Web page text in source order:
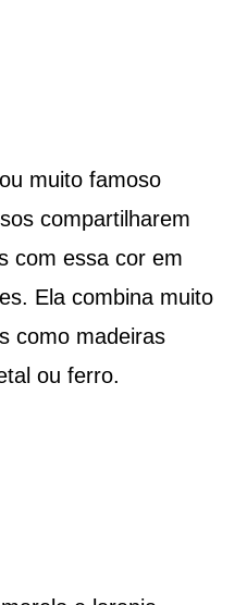
muito famoso
compartilharem
com essa cor em
Ela combina muito
como madeiras
ou ferro.